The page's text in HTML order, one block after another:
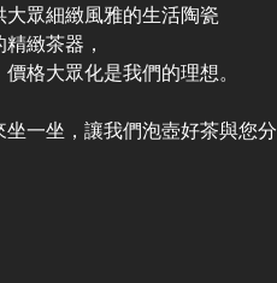
大眾細緻風雅的生活陶瓷
緻茶器，
格大眾化是我們的理想。
坐一坐，讓我們泡壺好茶與您分